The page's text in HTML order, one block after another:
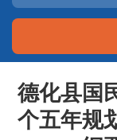
德化县国
个五年规